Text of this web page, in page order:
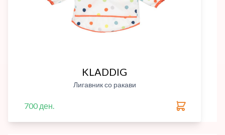
KLADDIG
Лигавник со ракави
700 ден.